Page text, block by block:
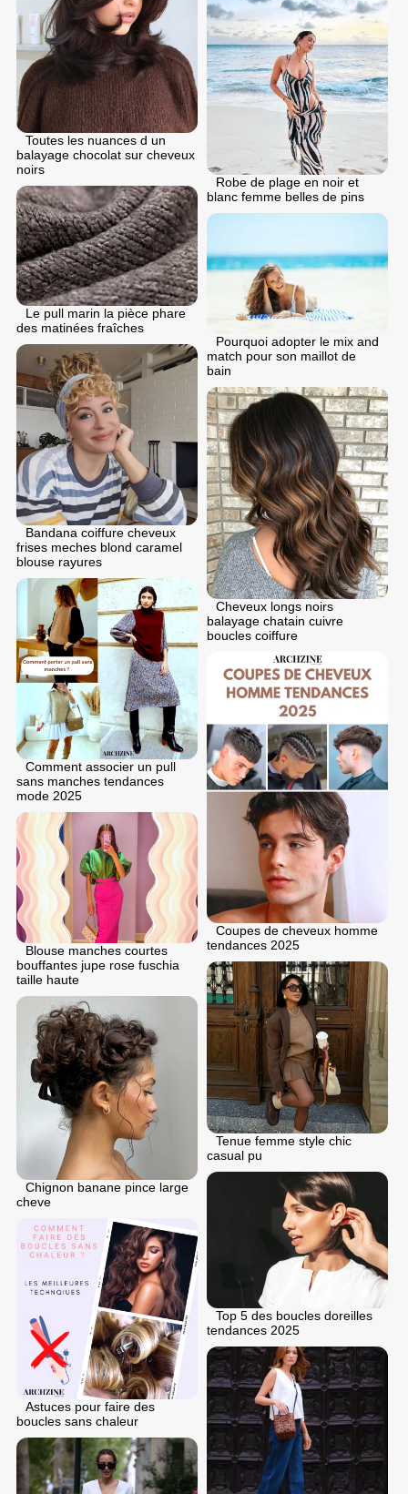
Toutes les nuances d un
balayage chocolat sur cheveux
noirs
Robe de plage en noir et
blanc femme belles de pins
Le pull marin la pièce phare
des matinées fraîches
Pourquoi adopter le mix and
match pour son maillot de
bain
Bandana coiffure cheveux
frises meches blond caramel
blouse rayures
Cheveux longs noirs
balayage chatain cuivre
boucles coiffure
Comment associer un pull
sans manches tendances
mode 2025
Coupes de cheveux homme
tendances 2025
Blouse manches courtes
bouffantes jupe rose fuschia
taille haute
Tenue femme style chic
casual pu
Chignon banane pince large
cheve
Top 5 des boucles doreilles
tendances 2025
Astuces pour faire des
boucles sans chaleur